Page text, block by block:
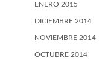
ENERO 2015
DICIEMBRE 2014
NOVIEMBRE 2014
OCTUBRE 2014